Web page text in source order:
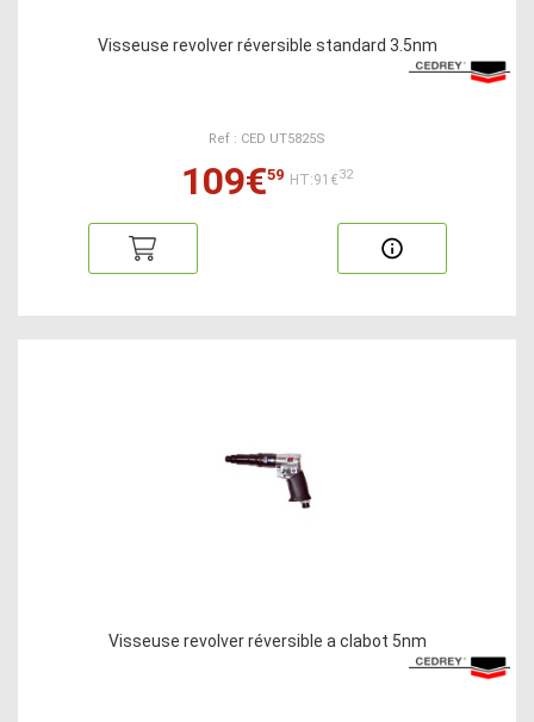
Visseuse revolver réversible standard 3.5nm
Ref : CED UT5825S
109€59 HT:91€32
Visseuse revolver réversible a clabot 5nm